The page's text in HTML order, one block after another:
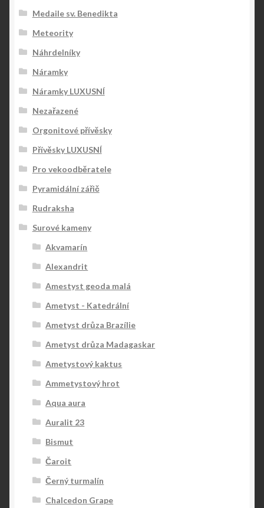
Medaile sv. Benedikta
Meteority
Náhrdelníky
Náramky
Náramky LUXUSNÍ
Nezařazené
Orgonitové přívěsky
Přívěsky LUXUSNÍ
Pro vekoodběratele
Pyramidální zářič
Rudraksha
Surové kameny
Akvamarín
Alexandrit
Amestyst geoda malá
Ametyst - Katedrální
Ametyst drůza Brazílie
Ametyst drůza Madagaskar
Ametystový kaktus
Ammetystový hrot
Aqua aura
Auralit 23
Bismut
Čaroit
Černý turmalín
Chalcedon Grape